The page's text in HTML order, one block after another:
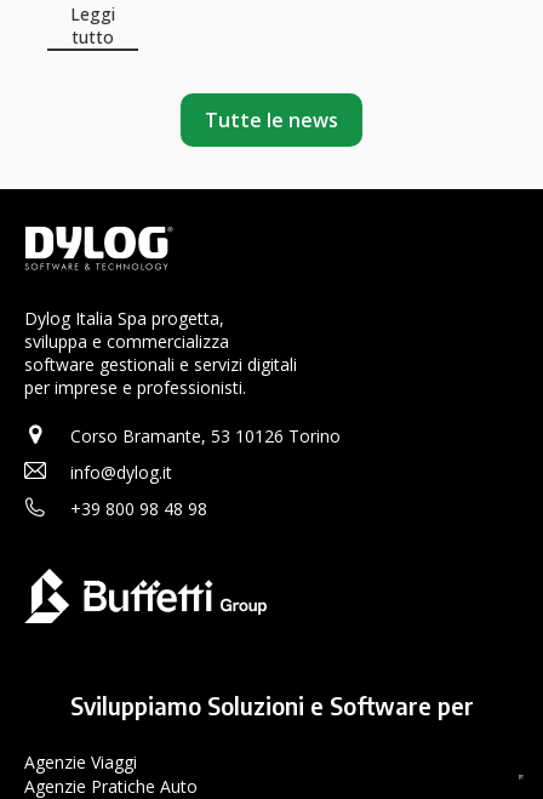
Leggi
tutto
Tutte le news
Dylog Italia Spa progetta,
sviluppa e commercializza
software gestionali e servizi digitali
per imprese e professionisti.
Corso Bramante, 53 10126 Torino
info@dylog.it
+39 800 98 48 98
Sviluppiamo Soluzioni e Software per
Agenzie Viaggi
Agenzie Pratiche Auto